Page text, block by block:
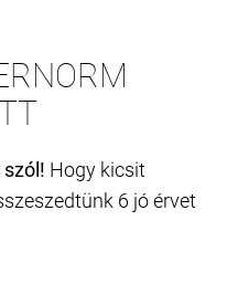
Hogy kicsit
6 jó érvet